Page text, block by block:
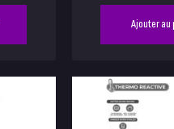
Ajouter au